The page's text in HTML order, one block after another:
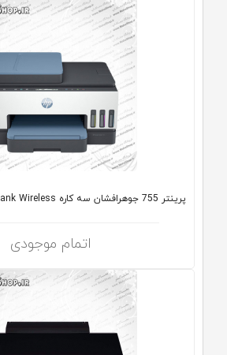
پرینتر 755 جوهرافشان سه کاره HP Smart Tank Wireless
اتمام موجودی